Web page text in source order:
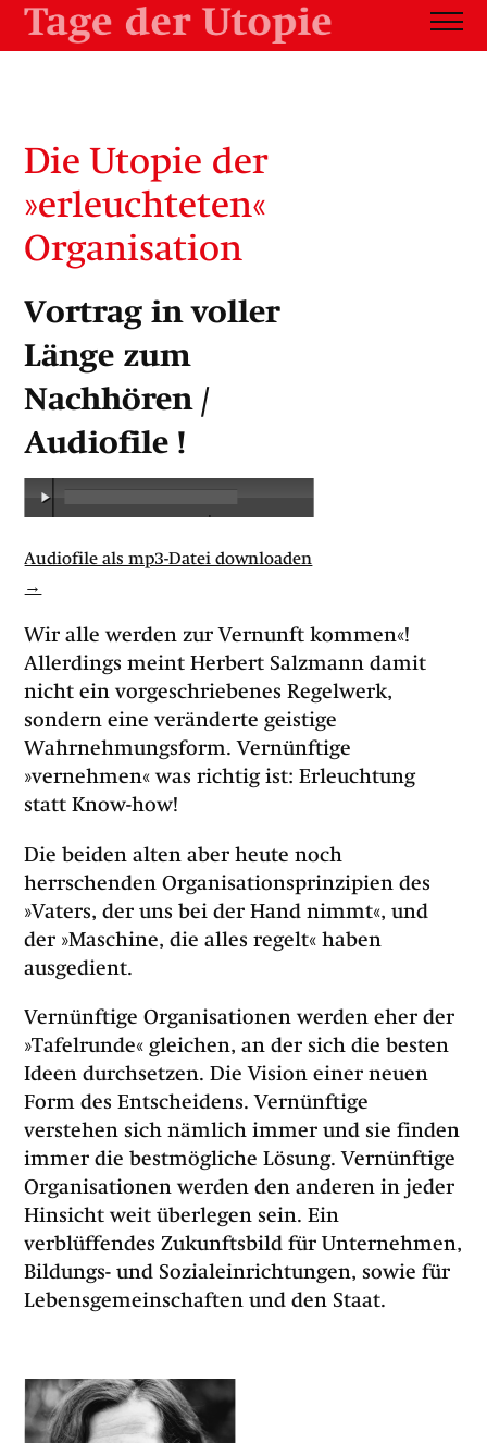
Die Utopie der
»erleuchteten«
Organisation
Vortrag in voller
Länge zum
Nachhören /
Audiofile !
Audiofile als mp3-Datei downloaden
→
Wir alle werden zur Vernunft kommen«!
Allerdings meint Herbert Salzmann damit
nicht ein vorgeschriebenes Regelwerk,
sondern eine veränderte geistige
Wahrnehmungsform. Vernünftige
»vernehmen« was richtig ist: Erleuchtung
statt Know-how!
Die beiden alten aber heute noch
herrschenden Organisationsprinzipien des
»Vaters, der uns bei der Hand nimmt«, und
der »Maschine, die alles regelt« haben
ausgedient.
Vernünftige Organisationen werden eher der
»Tafelrunde« gleichen, an der sich die besten
Ideen durchsetzen. Die Vision einer neuen
Form des Entscheidens. Vernünftige
verstehen sich nämlich immer und sie finden
immer die bestmögliche Lösung. Vernünftige
Organisationen werden den anderen in jeder
Hinsicht weit überlegen sein. Ein
verblüffendes Zukunftsbild für Unternehmen,
Bildungs- und Sozialeinrichtungen, sowie für
Lebensgemeinschaften und den Staat.